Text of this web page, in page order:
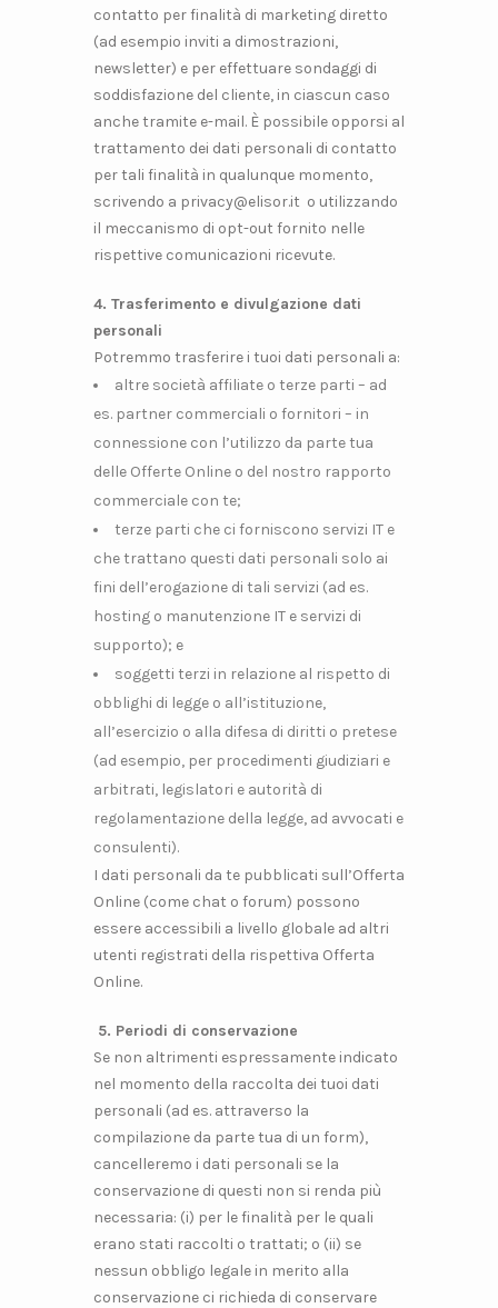
contatto per finalità di marketing diretto
(ad esempio inviti a dimostrazioni,
newsletter) e per effettuare sondaggi di
soddisfazione del cliente, in ciascun caso
anche tramite e-mail. È possibile opporsi al
trattamento dei dati personali di contatto
per tali finalità in qualunque momento,
scrivendo a privacy@elisor.it o utilizzando
il meccanismo di opt-out fornito nelle
rispettive comunicazioni ricevute.
4. Trasferimento e divulgazione dati
personali
Potremmo trasferire i tuoi dati personali a:
altre società affiliate o terze parti – ad
es. partner commerciali o fornitori – in
connessione con l’utilizzo da parte tua
delle Offerte Online o del nostro rapporto
commerciale con te;
terze parti che ci forniscono servizi IT e
che trattano questi dati personali solo ai
fini dell’erogazione di tali servizi (ad es.
hosting o manutenzione IT e servizi di
supporto); e
soggetti terzi in relazione al rispetto di
obblighi di legge o all’istituzione,
all’esercizio o alla difesa di diritti o pretese
(ad esempio, per procedimenti giudiziari e
arbitrati, legislatori e autorità di
regolamentazione della legge, ad avvocati e
consulenti).
I dati personali da te pubblicati sull’Offerta
Online (come chat o forum) possono
essere accessibili a livello globale ad altri
utenti registrati della rispettiva Offerta
Online.
5. Periodi di conservazione
Se non altrimenti espressamente indicato
nel momento della raccolta dei tuoi dati
personali (ad es. attraverso la
compilazione da parte tua di un form),
cancelleremo i dati personali se la
conservazione di questi non si renda più
necessaria: (i) per le finalità per le quali
erano stati raccolti o trattati; o (ii) se
nessun obbligo legale in merito alla
conservazione ci richieda di conservare